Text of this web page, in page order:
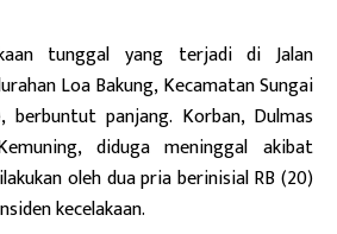
tunggal yang terjadi di Jalan
Loa Bakung, Kecamatan Sungai
berbuntut panjang. Korban, Dulmas
diduga meninggal akibat
oleh dua pria berinisial RB (20)
kecelakaan.